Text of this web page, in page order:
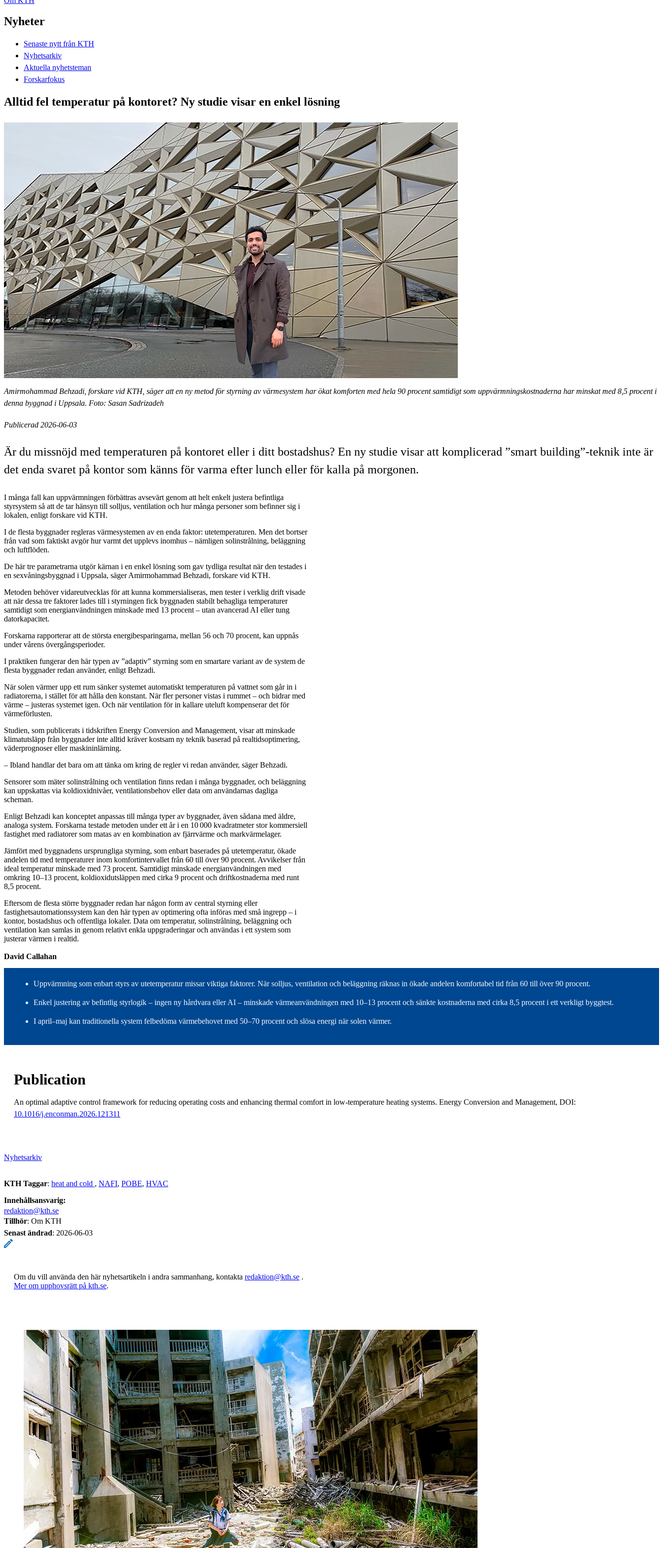
Nyheter
Senaste nytt från KTH
Nyhetsarkiv
Aktuella nyhetsteman
Forskarfokus
Alltid fel temperatur på kontoret? Ny studie visar en enkel lösning
Amirmohammad Behzadi, forskare vid KTH, säger att en ny metod för styrning av värmesystem har ökat komforten med hela 90 procent samtidigt som uppvärmningskostnaderna har minskat med 8,5 procent i
denna byggnad i Uppsala. Foto: Sasan Sadrizadeh
Publicerad 2026-06-03
Är du missnöjd med temperaturen på kontoret eller i ditt bostadshus? En ny studie visar att komplicerad ”smart building”-teknik inte är
det enda svaret på kontor som känns för varma efter lunch eller för kalla på morgonen.
I många fall kan uppvärmningen förbättras avsevärt genom att helt enkelt justera befintliga
styrsystem så att de tar hänsyn till solljus, ventilation och hur många personer som befinner sig i
lokalen, enligt forskare vid KTH.
I de flesta byggnader regleras värmesystemen av en enda faktor: utetemperaturen. Men det bortser
från vad som faktiskt avgör hur varmt det upplevs inomhus – nämligen solinstrålning, beläggning
och luftflöden.
De här tre parametrarna utgör kärnan i en enkel lösning som gav tydliga resultat när den testades i
en sexvåningsbyggnad i Uppsala, säger Amirmohammad Behzadi, forskare vid KTH.
Metoden behöver vidareutvecklas för att kunna kommersialiseras, men tester i verklig drift visade
att när dessa tre faktorer lades till i styrningen fick byggnaden stabilt behagliga temperaturer
samtidigt som energianvändningen minskade med 13 procent – utan avancerad AI eller tung
datorkapacitet.
Forskarna rapporterar att de största energibesparingarna, mellan 56 och 70 procent, kan uppnås
under vårens övergångsperioder.
I praktiken fungerar den här typen av ”adaptiv” styrning som en smartare variant av de system de
flesta byggnader redan använder, enligt Behzadi.
När solen värmer upp ett rum sänker systemet automatiskt temperaturen på vattnet som går in i
radiatorerna, i stället för att hålla den konstant. När fler personer vistas i rummet – och bidrar med
värme – justeras systemet igen. Och när ventilation för in kallare uteluft kompenserar det för
värmeförlusten.
Studien, som publicerats i tidskriften Energy Conversion and Management, visar att minskade
klimatutsläpp från byggnader inte alltid kräver kostsam ny teknik baserad på realtidsoptimering,
väderprognoser eller maskininlärning.
– Ibland handlar det bara om att tänka om kring de regler vi redan använder, säger Behzadi.
Sensorer som mäter solinstrålning och ventilation finns redan i många byggnader, och beläggning
kan uppskattas via koldioxidnivåer, ventilationsbehov eller data om användarnas dagliga
scheman.
Enligt Behzadi kan konceptet anpassas till många typer av byggnader, även sådana med äldre,
analoga system. Forskarna testade metoden under ett år i en 10 000 kvadratmeter stor kommersiell
fastighet med radiatorer som matas av en kombination av fjärrvärme och markvärmelager.
Jämfört med byggnadens ursprungliga styrning, som enbart baserades på utetemperatur, ökade
andelen tid med temperaturer inom komfortintervallet från 60 till över 90 procent. Avvikelser från
ideal temperatur minskade med 73 procent. Samtidigt minskade energianvändningen med
omkring 10–13 procent, koldioxidutsläppen med cirka 9 procent och driftkostnaderna med runt
8,5 procent.
Eftersom de flesta större byggnader redan har någon form av central styrning eller
fastighetsautomationssystem kan den här typen av optimering ofta införas med små ingrepp – i
kontor, bostadshus och offentliga lokaler. Data om temperatur, solinstrålning, beläggning och
ventilation kan samlas in genom relativt enkla uppgraderingar och användas i ett system som
justerar värmen i realtid.
David Callahan
Uppvärmning som enbart styrs av utetemperatur missar viktiga faktorer. När solljus, ventilation och beläggning räknas in ökade andelen komfortabel tid från 60 till över 90 procent.
Enkel justering av befintlig styrlogik – ingen ny hårdvara eller AI – minskade värmeanvändningen med 10–13 procent och sänkte kostnaderna med cirka 8,5 procent i ett verkligt byggtest.
I april–maj kan traditionella system felbedöma värmebehovet med 50–70 procent och slösa energi när solen värmer.
Publication
An optimal adaptive control framework for reducing operating costs and enhancing thermal comfort in low-temperature heating systems. Energy Conversion and Management, DOI:
10.1016/j.enconman.2026.121311
Nyhetsarkiv
KTH Taggar: heat and cold NAFI POBE HVAC
Innehållsansvarig:
redaktion@kth.se
Tillhör: Om KTH
Senast ändrad: 2026-06-03
Om du vill använda den här nyhetsartikeln i andra sammanhang, kontakta redaktion@kth.se .
​​​​​​​Mer om upphovsrätt på kth.se​​​​​​​​​​​​​​.